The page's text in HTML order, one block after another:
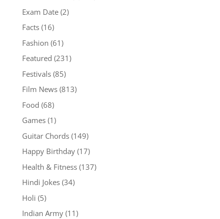
Exam Date(2)
Facts(16)
Fashion (61)
Featured (231)
Festivals(85)
Film News(813)
Food (68)
Games(1)
Guitar Chords(149)
Happy Birthday(17)
Health & Fitness(137)
Hindi Jokes(34)
Holi (5)
Indian Army(11)